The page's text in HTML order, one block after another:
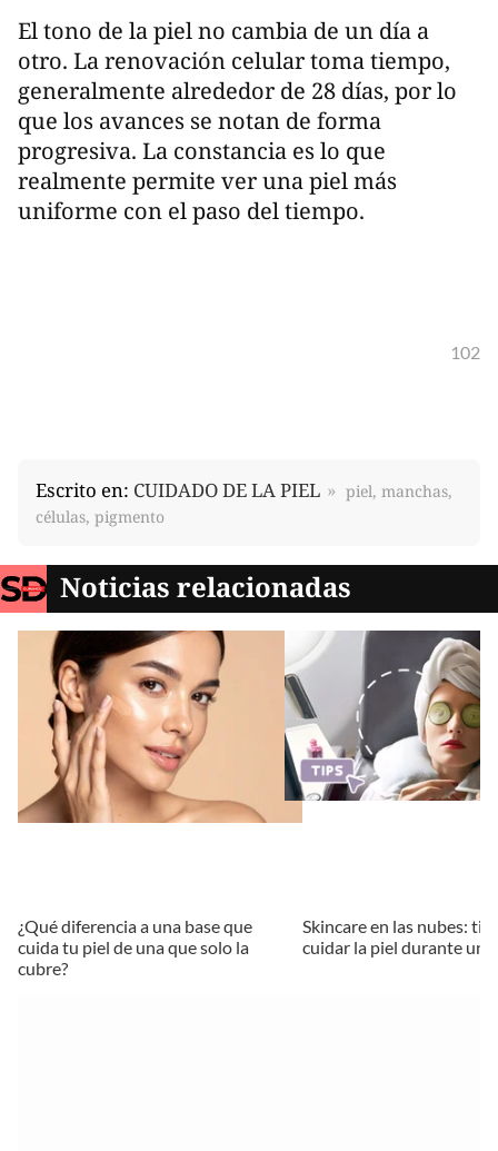
El tono de la piel no cambia de un día a
otro. La renovación celular toma tiempo,
generalmente alrededor de 28 días, por lo
que los avances se notan de forma
progresiva. La constancia es lo que
realmente permite ver una piel más
uniforme con el paso del tiempo.
102
Escrito en: CUIDADO DE LA PIEL
piel, manchas,
células, pigmento
Noticias relacionadas
¿Qué diferencia a una base que
cuida tu piel de una que solo la
cubre?
Skincare en las nubes:
cuidar la piel durante un